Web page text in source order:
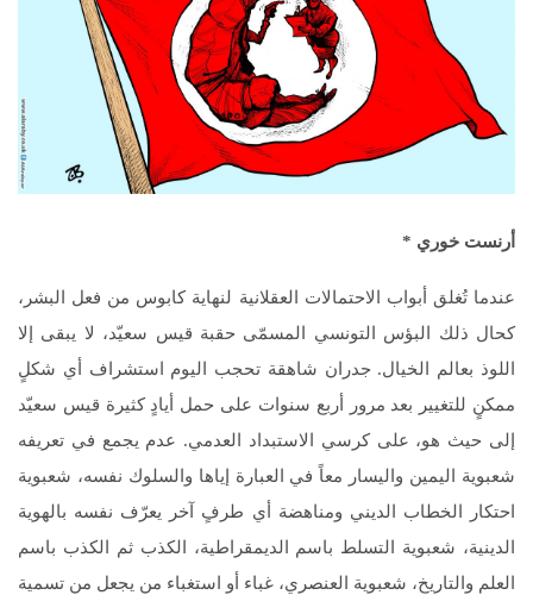
أرنست خوري *
عندما تُغلق أبواب الاحتمالات العقلانية لنهاية كابوس من فعل البشر،
كحال ذلك البؤس التونسي المسمّى حقبة قيس سعيّد، لا يبقى إلا
اللوذ بعالم الخيال. جدران شاهقة تحجب اليوم استشراف أي شكلٍ
ممكنٍ للتغيير بعد مرور أربع سنوات على حمل أيادٍ كثيرة قيس سعيّد
إلى حيث هو، على كرسي الاستبداد العدمي. عدم يجمع في تعريفه
شعبوية اليمين واليسار معاً في العبارة إياها والسلوك نفسه، شعبوية
احتكار الخطاب الديني ومناهضة أي طرفٍ آخر يعرّف نفسه بالهوية
الدينية، شعبوية التسلط باسم الديمقراطية، الكذب ثم الكذب باسم
العلم والتاريخ، شعبوية العنصري، غباء أو استغباء من يجعل من تسمية